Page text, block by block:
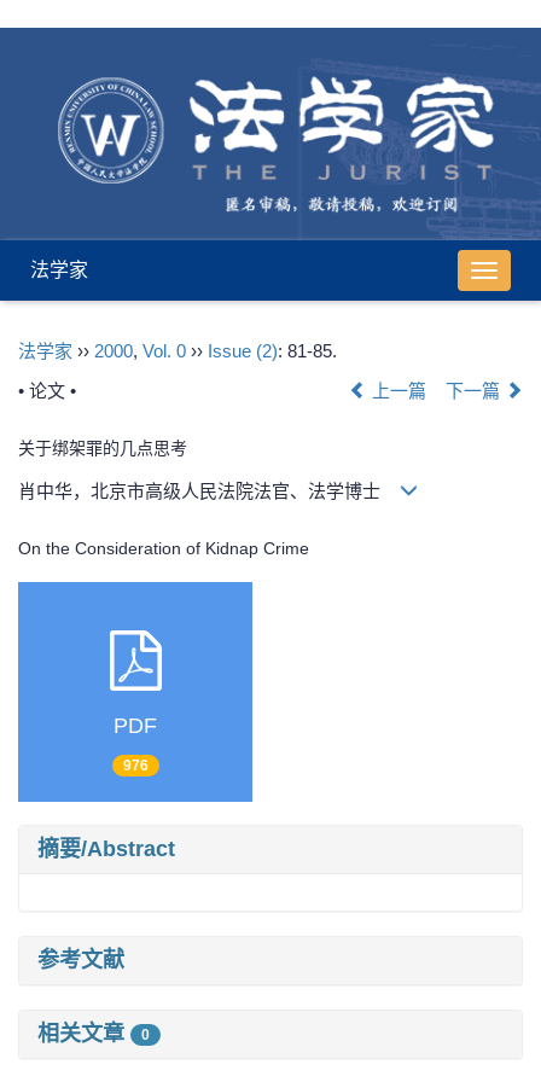
导
航
法学家
法学家 ›› 2000, Vol. 0 ›› Issue (2): 81-85.
• 论文 •
上一篇 下一篇
关于绑架罪的几点思考
肖中华，北京市高级人民法院法官、法学博士
On the Consideration of Kidnap Crime
PDF
976
摘要/Abstract
参考文献
相关文章 0